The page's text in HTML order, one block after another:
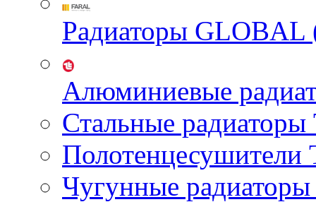
Радиаторы GLOBAL
Алюминиевые
Стальные
Чугунные